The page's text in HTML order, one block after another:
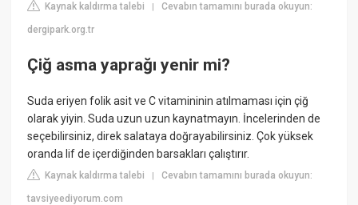
Kaynak kaldırma talebi |Cevabın tamamını burada okuyun:
dergipark.org.tr
Çiğ asma yaprağı yenir mi?
Suda eriyen folik asit ve C vitamininin atılmaması için çiğ
olarak yiyin. Suda uzun uzun kaynatmayın. İncelerinden de
seçebilirsiniz, direk salataya doğrayabilirsiniz. Çok yüksek
oranda lif de içerdiğinden barsakları çalıştırır.
Kaynak kaldırma talebi |Cevabın tamamını burada okuyun:
tavsiyeediyorum.com